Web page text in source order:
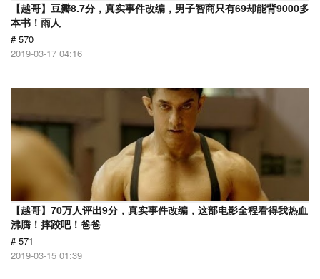
【越哥】豆瓣8.7分，真实事件改编，男子智商只有69却能背9000多
本书！雨人
# 570
2019-03-17 04:16
【越哥】70万人评出9分，真实事件改编，这部电影全程看得我热血
沸腾！摔跤吧！爸爸
# 571
2019-03-15 01:39